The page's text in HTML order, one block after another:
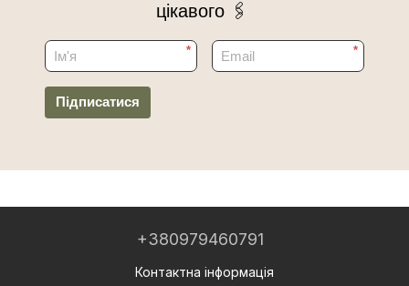
цікавого 🖇
* *
Підписатися
+380979460791
Контактна інформація